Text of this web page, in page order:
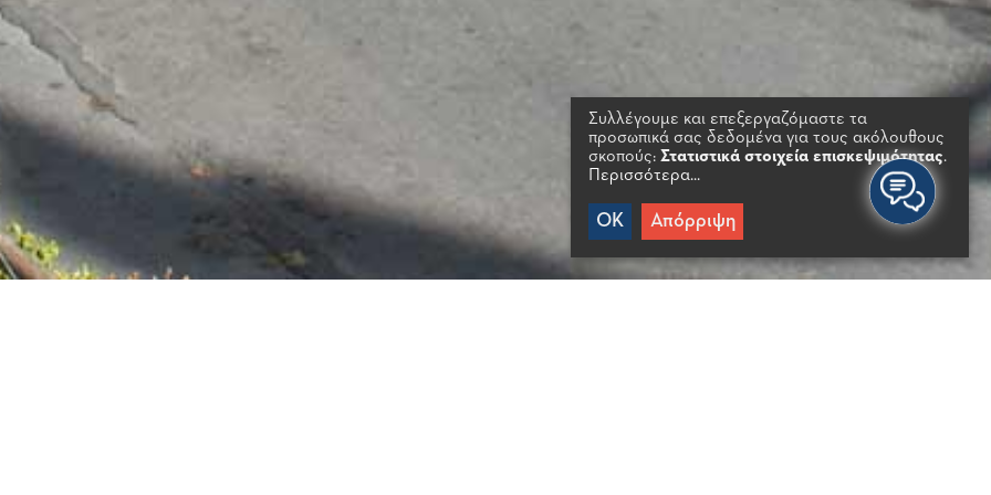
Συλλέγουμε και επεξεργαζόμαστε τα
προσωπικά σας δεδομένα για τους ακόλουθους
σκοπούς: Στατιστικά στοιχεία επισκεψιμότητας.
Περισσότερα...
OK Απόρριψη